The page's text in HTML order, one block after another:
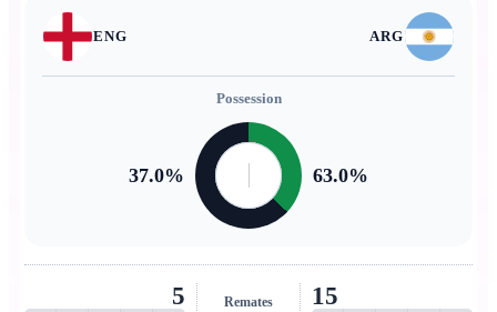
ENG ARG
Possession
37.0% 63.0%
5 Remates 15